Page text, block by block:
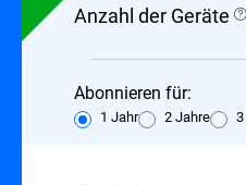
Anzahl der Geräte
Abonnieren für:
1 Jahr 2 Jahre